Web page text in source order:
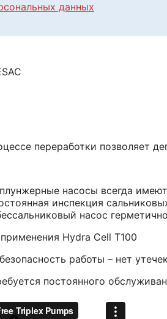
данных
переработки позволяет
насосы всегда
инспекция
насос
Hydra Cell Т100
работы – нет
постоянного